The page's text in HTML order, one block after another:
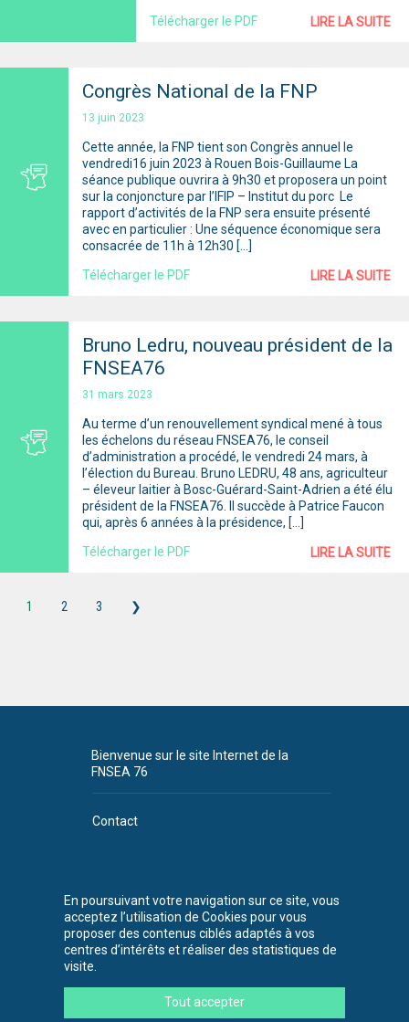
En poursuivant votre navigation sur ce site, vous
acceptez l’utilisation de Cookies pour vous
proposer des contenus ciblés adaptés à vos
centres d’intérêts et réaliser des statistiques de
visite.
Tout accepter
LIRE LA SUITE
Télécharger le PDF
Congrès National de la FNP
13 juin 2023
Cette année, la FNP tient son Congrès annuel le
vendredi16 juin 2023 à Rouen Bois-Guillaume La
séance publique ouvrira à 9h30 et proposera un point
sur la conjoncture par l’IFIP – Institut du porc Le
rapport d’activités de la FNP sera ensuite présenté
avec en particulier : Une séquence économique sera
consacrée de 11h à 12h30 […]
LIRE LA SUITE
Télécharger le PDF
Bruno Ledru, nouveau président de la
FNSEA76
31 mars 2023
Au terme d’un renouvellement syndical mené à tous
les échelons du réseau FNSEA76, le conseil
d’administration a procédé, le vendredi 24 mars, à
l’élection du Bureau. Bruno LEDRU, 48 ans, agriculteur
– éleveur laitier à Bosc-Guérard-Saint-Adrien a été élu
président de la FNSEA76. Il succède à Patrice Faucon
qui, après 6 années à la présidence, […]
LIRE LA SUITE
Télécharger le PDF
1 2 3 ❯
Bienvenue sur le site Internet de la
FNSEA 76
Contact
FNSEA 76
530 chemin de la
Bretèque
76230 Bois-
Guillaume
Tél. : 02 35 59 45